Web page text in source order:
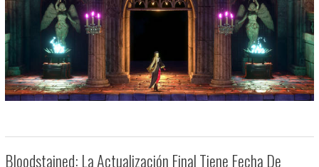
Bloodstained: La Actualización Final Tiene Fecha De